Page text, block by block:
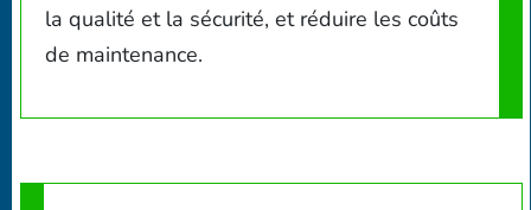
la qualité et la sécurité, et réduire les coûts
de maintenance.